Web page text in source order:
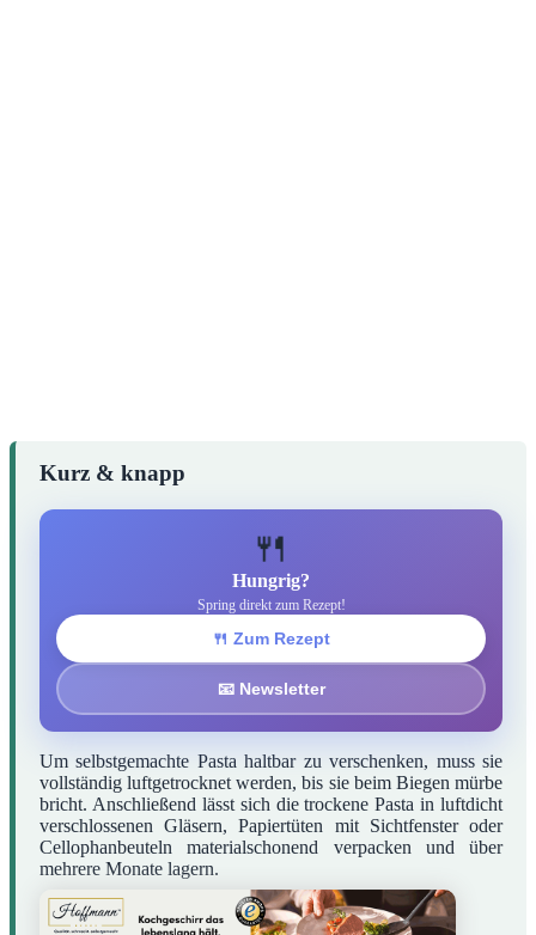
Kurz & knapp
🍴
Hungrig?
Spring direkt zum Rezept!
🍴 Zum Rezept
📧 Newsletter
Um selbstgemachte Pasta haltbar zu verschenken, muss sie
vollständig luftgetrocknet werden, bis sie beim Biegen mürbe
bricht. Anschließend lässt sich die trockene Pasta in luftdicht
verschlossenen Gläsern, Papiertüten mit Sichtfenster oder
Cellophanbeuteln materialschonend verpacken und über
mehrere Monate lagern.